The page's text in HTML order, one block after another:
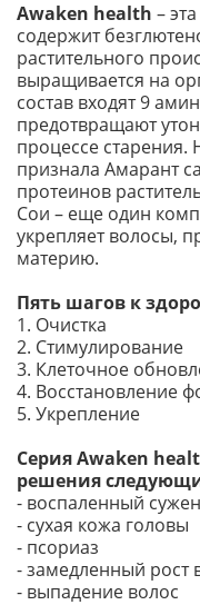
Awaken health –
содержит
растительного
выращивается на
состав входят 9
предотвращают
процессе
признала Амарант
протеинов
Сои – еще один
укрепляет волосы,
материю.
Пять шагов к
1. Очистка
2. Стимулирование
3. Клеточное
4. Восстановление
5. Укрепление
Серия Awaken
решения
- воспаленный
- сухая кожа головы
- псориаз
- замедленный рост
- выпадение волос